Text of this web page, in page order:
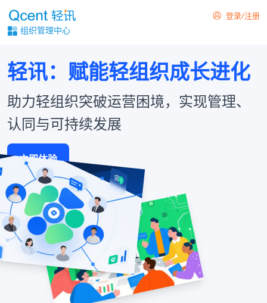
组织管理中心
登录/注册
轻讯：赋能轻组织成长进化
助力轻组织突破运营困境，实现管理、
认同与可持续发展
立即体验